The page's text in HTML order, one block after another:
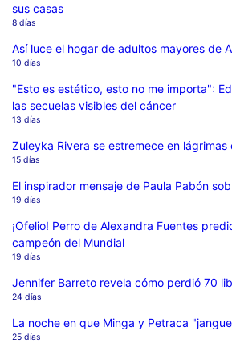
sus casas
8 días
Así luce el hogar de adultos mayores de
10 días
"Esto es estético, esto no me importa":
las secuelas visibles del cáncer
13 días
Zuleyka Rivera se estremece en lágrimas
15 días
El inspirador mensaje de Paula Pabón
19 días
¡Ofelio! Perro de Alexandra Fuentes
campeón del Mundial
19 días
Jennifer Barreto revela cómo perdió 70
24 días
La noche en que Minga y Petraca
25 días